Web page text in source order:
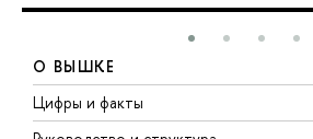
О ВЫШКЕ
Цифры и факты